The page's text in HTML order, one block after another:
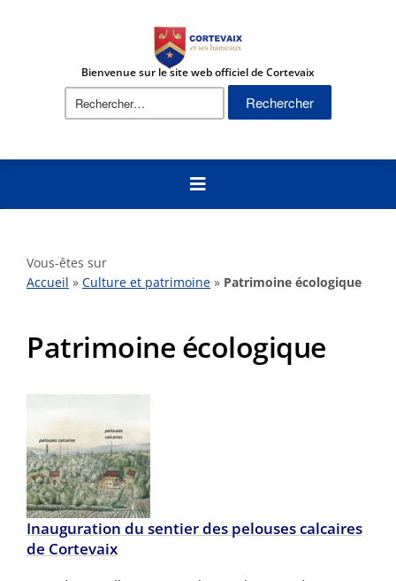
Bienvenue sur le site web officiel de Cortevaix
Rechercher :
Vous-êtes sur
Accueil » Culture et patrimoine » Patrimoine écologique
Patrimoine écologique
Inauguration du sentier des pelouses calcaires
de Cortevaix